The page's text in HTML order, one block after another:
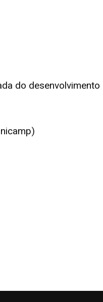
do desenvolvimento